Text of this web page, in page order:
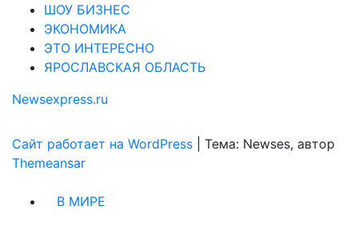
ШОУ БИЗНЕС
ЭКОНОМИКА
ЭТО ИНТЕРЕСНО
ЯРОСЛАВСКАЯ ОБЛАСТЬ
Newsexpress.ru
Сайт работает на WordPress
Тема: Newses, автор
Themeansar
В МИРЕ